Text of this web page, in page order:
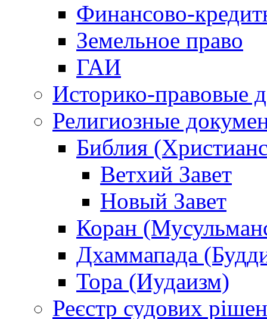
Финансово-
Земельное право
ГАИ
Историко-правовые
Религиозные
Библия
Ветхий Завет
Новый Завет
Коран
Дхаммапада
Тора (Иудаизм)
Реєстр судових